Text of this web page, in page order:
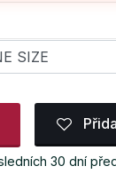
30 dní